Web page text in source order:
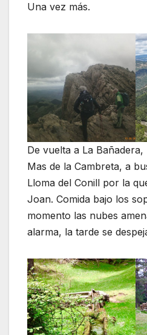
Una vez más.
De vuelta a La
Mas de la Cambreta, a
Lloma del Conill por la
Joan. Comida bajo los
momento las nubes
alarma, la tarde se